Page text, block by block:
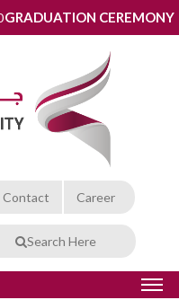
GRADUATION CEREMONY
Contact Career
Search Here